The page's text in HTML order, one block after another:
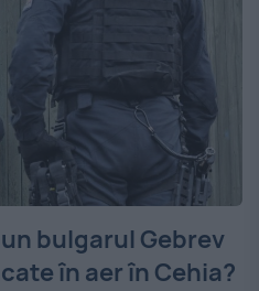
bulgarul Gebrev
în aer în Cehia?